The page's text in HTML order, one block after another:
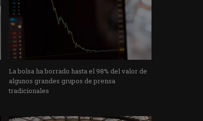
La bolsa ha borrado hasta el 98% del valor de
algunos grandes grupos de prensa
tradicionales